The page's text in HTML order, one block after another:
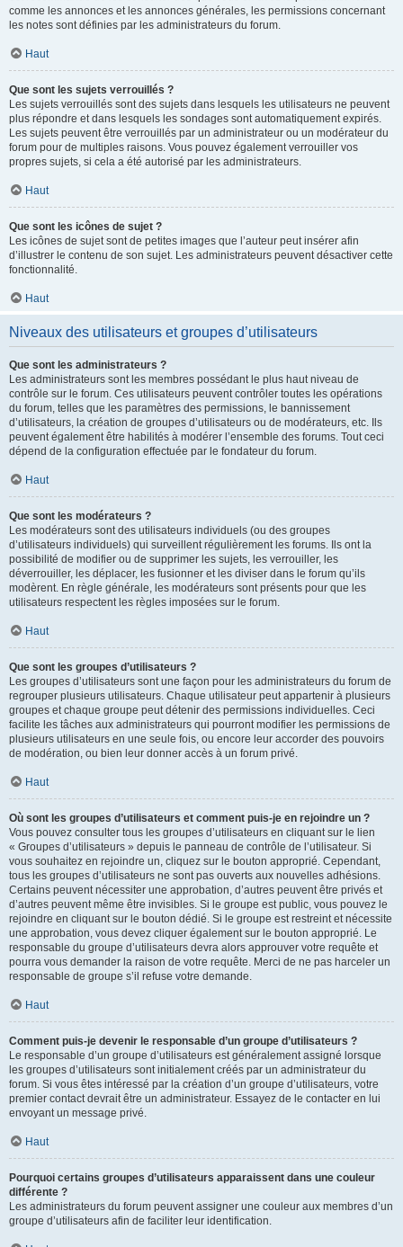
comme les annonces et les annonces générales, les permissions concernant
les notes sont définies par les administrateurs du forum.
Haut
Que sont les sujets verrouillés ?
Les sujets verrouillés sont des sujets dans lesquels les utilisateurs ne peuvent
plus répondre et dans lesquels les sondages sont automatiquement expirés.
Les sujets peuvent être verrouillés par un administrateur ou un modérateur du
forum pour de multiples raisons. Vous pouvez également verrouiller vos
propres sujets, si cela a été autorisé par les administrateurs.
Haut
Que sont les icônes de sujet ?
Les icônes de sujet sont de petites images que l’auteur peut insérer afin
d’illustrer le contenu de son sujet. Les administrateurs peuvent désactiver cette
fonctionnalité.
Haut
Niveaux des utilisateurs et groupes d’utilisateurs
Que sont les administrateurs ?
Les administrateurs sont les membres possédant le plus haut niveau de
contrôle sur le forum. Ces utilisateurs peuvent contrôler toutes les opérations
du forum, telles que les paramètres des permissions, le bannissement
d’utilisateurs, la création de groupes d’utilisateurs ou de modérateurs, etc. Ils
peuvent également être habilités à modérer l’ensemble des forums. Tout ceci
dépend de la configuration effectuée par le fondateur du forum.
Haut
Que sont les modérateurs ?
Les modérateurs sont des utilisateurs individuels (ou des groupes
d’utilisateurs individuels) qui surveillent régulièrement les forums. Ils ont la
possibilité de modifier ou de supprimer les sujets, les verrouiller, les
déverrouiller, les déplacer, les fusionner et les diviser dans le forum qu’ils
modèrent. En règle générale, les modérateurs sont présents pour que les
utilisateurs respectent les règles imposées sur le forum.
Haut
Que sont les groupes d’utilisateurs ?
Les groupes d’utilisateurs sont une façon pour les administrateurs du forum de
regrouper plusieurs utilisateurs. Chaque utilisateur peut appartenir à plusieurs
groupes et chaque groupe peut détenir des permissions individuelles. Ceci
facilite les tâches aux administrateurs qui pourront modifier les permissions de
plusieurs utilisateurs en une seule fois, ou encore leur accorder des pouvoirs
de modération, ou bien leur donner accès à un forum privé.
Haut
Où sont les groupes d’utilisateurs et comment puis-je en rejoindre un ?
Vous pouvez consulter tous les groupes d’utilisateurs en cliquant sur le lien
« Groupes d’utilisateurs » depuis le panneau de contrôle de l’utilisateur. Si
vous souhaitez en rejoindre un, cliquez sur le bouton approprié. Cependant,
tous les groupes d’utilisateurs ne sont pas ouverts aux nouvelles adhésions.
Certains peuvent nécessiter une approbation, d’autres peuvent être privés et
d’autres peuvent même être invisibles. Si le groupe est public, vous pouvez le
rejoindre en cliquant sur le bouton dédié. Si le groupe est restreint et nécessite
une approbation, vous devez cliquer également sur le bouton approprié. Le
responsable du groupe d’utilisateurs devra alors approuver votre requête et
pourra vous demander la raison de votre requête. Merci de ne pas harceler un
responsable de groupe s’il refuse votre demande.
Haut
Comment puis-je devenir le responsable d’un groupe d’utilisateurs ?
Le responsable d’un groupe d’utilisateurs est généralement assigné lorsque
les groupes d’utilisateurs sont initialement créés par un administrateur du
forum. Si vous êtes intéressé par la création d’un groupe d’utilisateurs, votre
premier contact devrait être un administrateur. Essayez de le contacter en lui
envoyant un message privé.
Haut
Pourquoi certains groupes d’utilisateurs apparaissent dans une couleur
différente ?
Les administrateurs du forum peuvent assigner une couleur aux membres d’un
groupe d’utilisateurs afin de faciliter leur identification.